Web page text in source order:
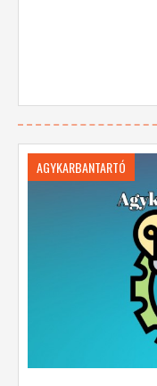
AGYKARBANTARTÓ